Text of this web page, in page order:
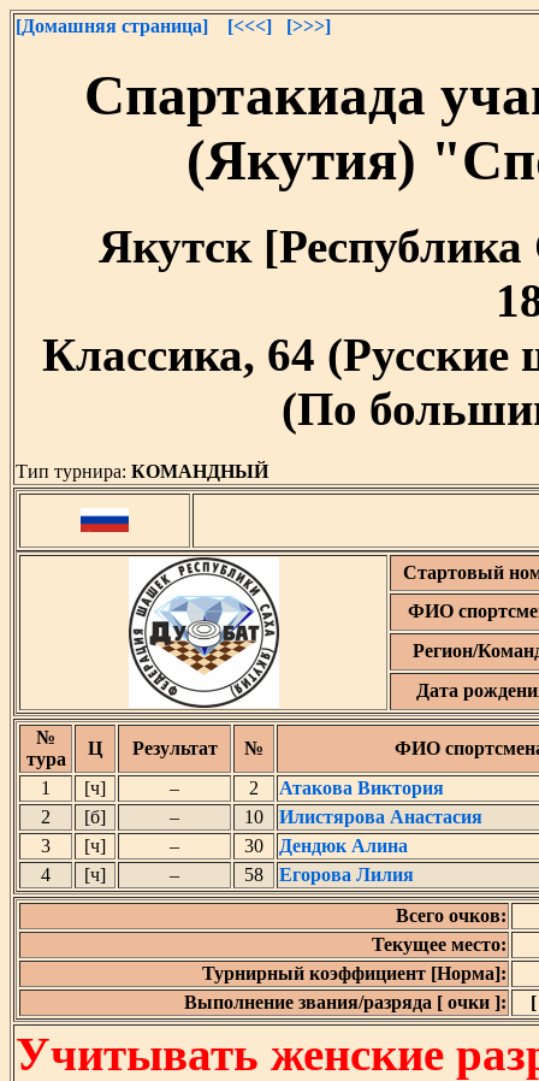
[Домашняя страница] [<<<] [>>>]
Спартакиада
(Якутия)
Якутск
Классика, 64
(По
Тип турнира: КОМАНДНЫЙ
Стартовый
ФИО
Регион/
Дата
№
тура
Ц Результат №
ФИО
1
[ч] – 2
Атакова Виктория
2
[б] – 10
Илистярова Анастасия
3
[ч] – 30
Дендюк Алина
4
[ч] – 58
Егорова Лилия
Всего очков:
Текущее место:
Турнирный коэффициент [Норма]:
Выполнение звания/разряда [ очки ]:
Учитывать женские